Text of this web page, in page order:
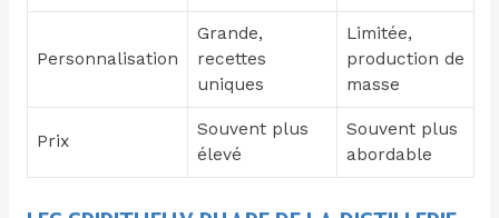
Personnalisation
Grande,
recettes
uniques
Limitée,
production de
masse
Prix
Souvent plus
élevé
Souvent plus
abordable